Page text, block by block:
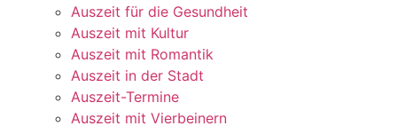
Auszeit für die Gesundheit
Auszeit mit Kultur
Auszeit mit Romantik
Auszeit in der Stadt
Auszeit-Termine
Auszeit mit Vierbeinern